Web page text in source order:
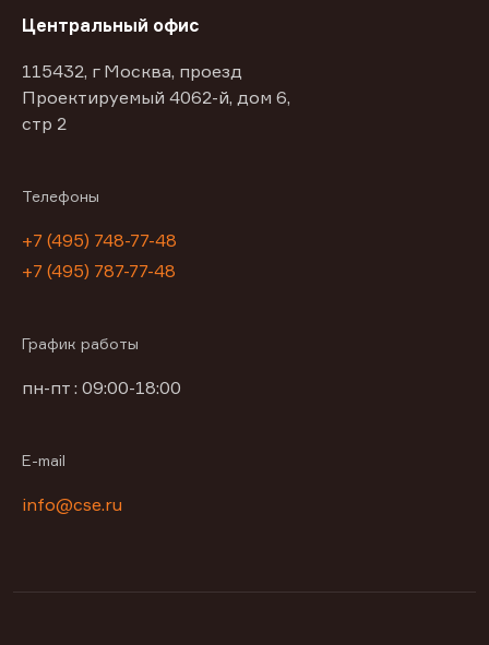
Центральный офис
115432, г Москва, проезд
Проектируемый 4062-й, дом 6,
стр 2
Телефоны
+7 (495) 748-77-48
+7 (495) 787-77-48
График работы
пн-пт : 09:00-18:00
E-mail
info@cse.ru